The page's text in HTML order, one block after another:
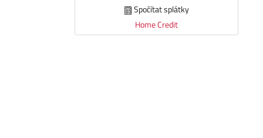
Spočítat splátky
Home Credit